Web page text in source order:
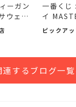
ーガン
ウェ
一番くじ
イ
ュ...
ピックア
連するブログ一